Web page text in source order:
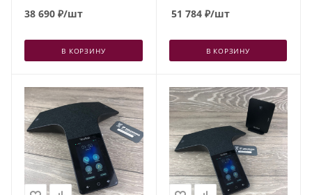
38 690 ₽/шт
В КОРЗИНУ
51 784₽/шт
В КОРЗИНУ